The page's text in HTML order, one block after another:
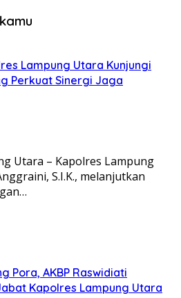
Lampung Utara Kunjungi
Perkuat Sinergi Jaga
Utara – Kapolres Lampung
S.I.K., melanjutkan
Pora, AKBP Raswidiati
Kapolres Lampung Utara